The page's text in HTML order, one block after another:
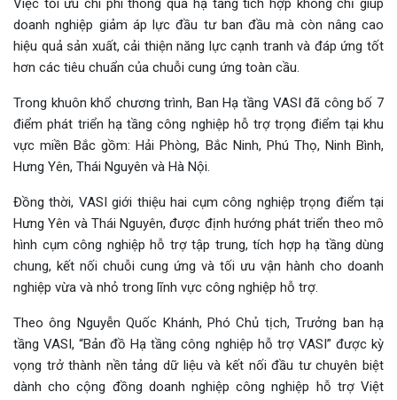
doanh nghiệp giảm áp lực đầu tư ban đầu mà còn nâng cao
hiệu quả sản xuất, cải thiện năng lực cạnh tranh và đáp ứng tốt
hơn các tiêu chuẩn của chuỗi cung ứng toàn cầu.
Trong khuôn khổ chương trình, Ban Hạ tầng VASI đã công bố 7
điểm phát triển hạ tầng công nghiệp hỗ trợ trọng điểm tại khu
vực miền Bắc gồm: Hải Phòng, Bắc Ninh, Phú Thọ, Ninh Bình,
Hưng Yên, Thái Nguyên và Hà Nội.
Đồng thời, VASI giới thiệu hai cụm công nghiệp trọng điểm tại
Hưng Yên và Thái Nguyên, được định hướng phát triển theo mô
hình cụm công nghiệp hỗ trợ tập trung, tích hợp hạ tầng dùng
chung, kết nối chuỗi cung ứng và tối ưu vận hành cho doanh
nghiệp vừa và nhỏ trong lĩnh vực công nghiệp hỗ trợ.
Theo ông Nguyễn Quốc Khánh, Phó Chủ tịch, Trưởng ban hạ
tầng VASI, “Bản đồ Hạ tầng công nghiệp hỗ trợ VASI” được kỳ
vọng trở thành nền tảng dữ liệu và kết nối đầu tư chuyên biệt
dành cho cộng đồng doanh nghiệp công nghiệp hỗ trợ Việt